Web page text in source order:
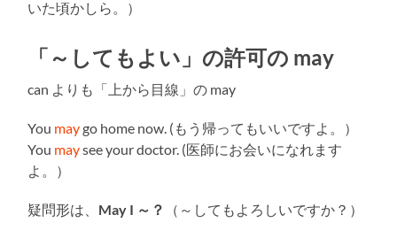
いた頃かしら。）
「～してもよい」の許可の may
can よりも「上から目線」の may
You maygo home now. (もう帰ってもいいですよ。）
You maysee your doctor. (医師にお会いになれます
よ。）
疑問形は、 May I ～？ （～してもよろしいですか？）